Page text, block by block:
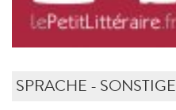
SPRACHE - SONSTIGE